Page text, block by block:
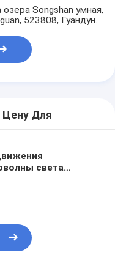
Songshan умная,
523808, Гуандун.
Цену Для
света